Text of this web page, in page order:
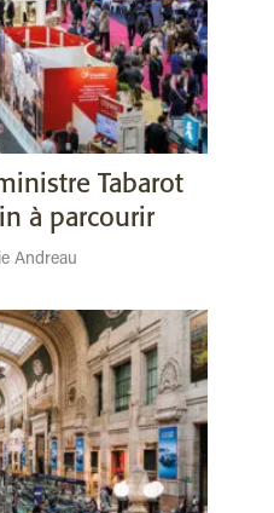
Tabarot
à parcourir
Andreau